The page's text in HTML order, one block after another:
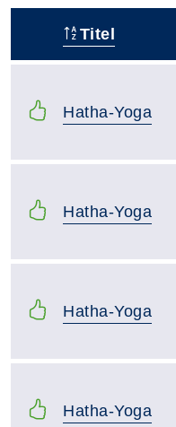
Titel
Hatha-Yoga
Hatha-Yoga
Hatha-Yoga
Hatha-Yoga